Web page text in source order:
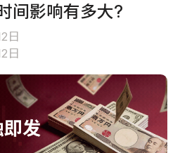
间影响有多大?
日
日